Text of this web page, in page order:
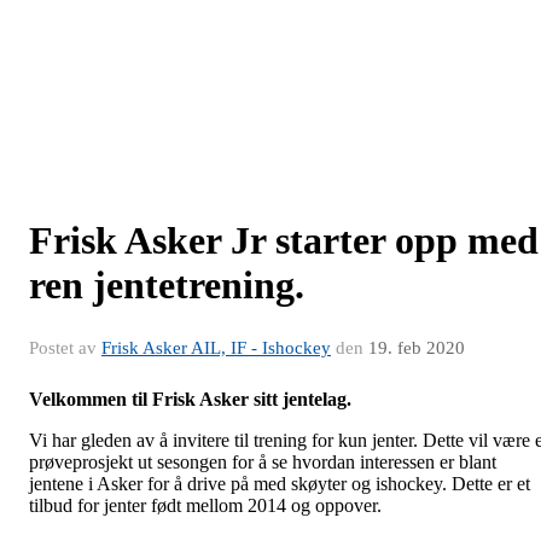
Frisk Asker Jr starter opp med
ren jentetrening.
Postet av Frisk Asker AIL, IF - Ishockey den 19. feb 2020
Velkommen til Frisk Asker sitt jentelag.
Vi har gleden av å invitere til trening for kun jenter. Dette vil være
prøveprosjekt ut sesongen for å se hvordan interessen er blant
jentene i Asker for å drive på med skøyter og ishockey. Dette er et
tilbud for jenter født mellom 2014 og oppover.